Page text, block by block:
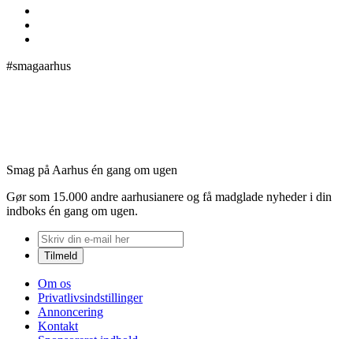
#smagaarhus
Smag på Aarhus én gang om ugen
Gør som 15.000 andre aarhusianere og få madglade nyheder i din
indboks én gang om ugen.
Om os
Privatlivsindstillinger
Annoncering
Kontakt